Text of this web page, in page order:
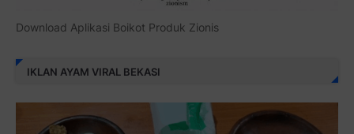
Download Aplikasi Boikot Produk Zionis
IKLAN AYAM VIRAL BEKASI